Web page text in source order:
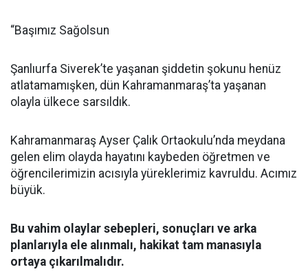
“Başımız Sağolsun
Şanlıurfa Siverek’te yaşanan şiddetin şokunu henüz
atlatamamışken, dün Kahramanmaraş’ta yaşanan
olayla ülkece sarsıldık.
Kahramanmaraş Ayser Çalık Ortaokulu’nda meydana
gelen elim olayda hayatını kaybeden öğretmen ve
öğrencilerimizin acısıyla yüreklerimiz kavruldu. Acımız
büyük.
Bu vahim olaylar sebepleri, sonuçları ve arka
planlarıyla ele alınmalı, hakikat tam manasıyla
ortaya çıkarılmalıdır.